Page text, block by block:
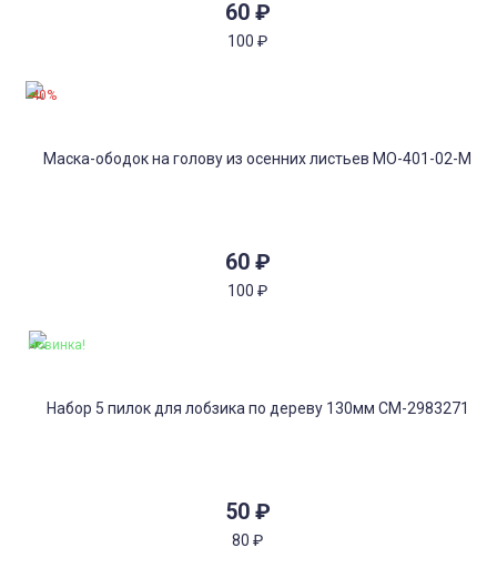
60 ₽
100 ₽
60 ₽
100 ₽
-40%
50 ₽
80 ₽
Новинка!